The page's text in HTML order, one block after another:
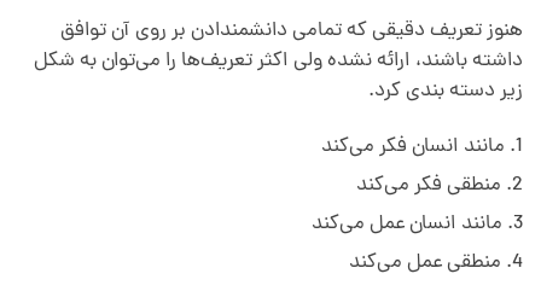
هنوز تعریف دقیقی که تمامی دانشمندادن بر روی آن توافق
داشته باشند، ارائه نشده ولی اکثر تعریف‌ها را می‌توان به شکل
زیر دسته بندی کرد.
مانند انسان فکر می‌کند
منطقی فکر می‌کند
مانند انسان عمل می‌کند
منطقی عمل می‌کند